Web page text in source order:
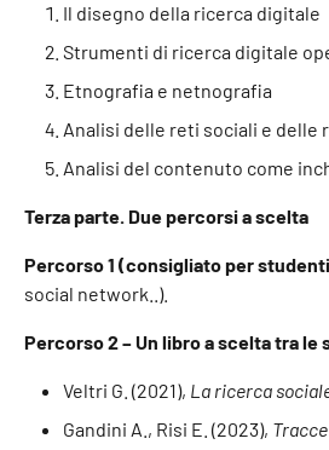
Il disegno della ricerca digitale
Strumenti di ricerca digitale
Etnografia e netnografia
Analisi delle reti sociali e delle
Analisi del contenuto come
Terza parte. Due percorsi a scelta
Percorso 1 (consigliato per
social network..).
Percorso 2 – Un libro a scelta tra le
Veltri G. (2021), La ricerca
Gandini A., Risi E. (2023),